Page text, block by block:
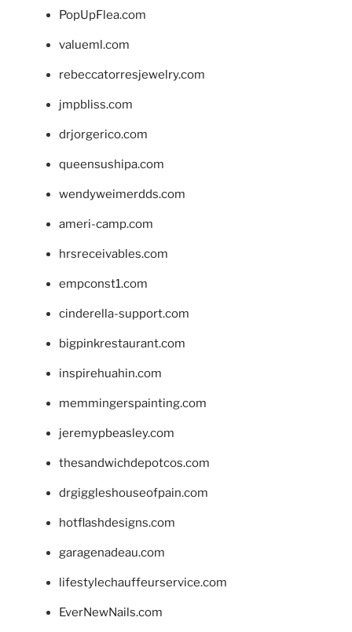
PopUpFlea.com
valueml.com
rebeccatorresjewelry.com
jmpbliss.com
drjorgerico.com
queensushipa.com
wendyweimerdds.com
ameri-camp.com
hrsreceivables.com
empconst1.com
cinderella-support.com
bigpinkrestaurant.com
inspirehuahin.com
memmingerspainting.com
jeremypbeasley.com
thesandwichdepotcos.com
drgiggleshouseofpain.com
hotflashdesigns.com
garagenadeau.com
lifestylechauffeurservice.com
EverNewNails.com